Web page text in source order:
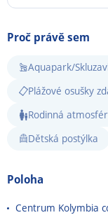
Proč právě sem
Aquapark/
Plážové osušky
Rodinná
Dětská postýlka
Poloha
Centrum Kolymbia